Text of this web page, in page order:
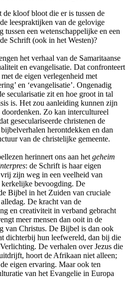
kloof bloot die er is tussen de
leespraktijken van de gelovige
een wetenschappelijke en een
Schrift (ook in het Westen)?
het verhaal van de Samaritaanse
en evangelisatie. Dat confronteert
de eigen verlegenheid met
en ‘evangelisatie’. Ongenadig
secularisatie zit en hoe groot in tal
is. Het zou aanleiding kunnen zijn
doordenken. Zo kan intercultureel
geseculariseerde christenen de
herontdekken en dan
van de christelijke gemeente.
herinnert ons aan het geheim
: de Schrift is haar eigen
zijn weg in een veelheid van
bevoogding. De
Bijbel in het Zuiden van cruciale
De kracht van de
en creativiteit in verband gebracht
meer mensen dan ooit in de
van Christus. De Bijbel is dan ook
dichterbij hun leefwereld, dan bij die
De verhalen over Jezus die
hoort de Afrikaan niet alleen;
eigen ervaring. Maar ook ten
van het Evangelie in Europa